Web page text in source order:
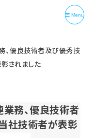
Menu
、優良技術者及び優秀技
されました
業務、優良技術者
社技術者が表彰